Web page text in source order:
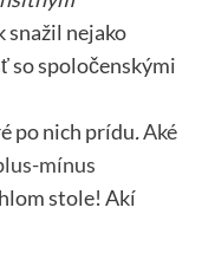
nejako
so spoločenskými
po nich prídu.Aké
mínus
stole! Akí